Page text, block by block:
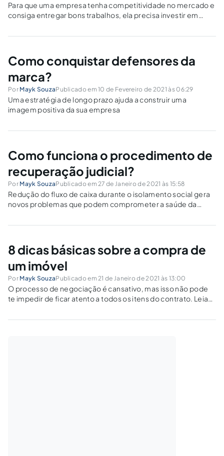
Para que uma empresa tenha competitividade no mercado e
consiga entregar bons trabalhos, ela precisa investir em
Como conquistar defensores da
marca?
Por Mayk SouzaPublicado em 10 de Fevereiro de 2021 às 06:29
Uma estratégia de longo prazo ajuda a construir uma
imagem positiva da sua empresa
Como funciona o procedimento de
recuperação judicial?
Por Mayk SouzaPublicado em 27 de Janeiro de 2021 às 15:58
Redução do fluxo de caixa durante o isolamento social gera
novos problemas que podem comprometer a saúde da
8 dicas básicas sobre a compra de
um imóvel
Por Mayk SouzaPublicado em 21 de Janeiro de 2021 às 13:00
O processo de negociação é cansativo, mas isso não pode
te impedir de ficar atento a todos os itens do contrato. Leia